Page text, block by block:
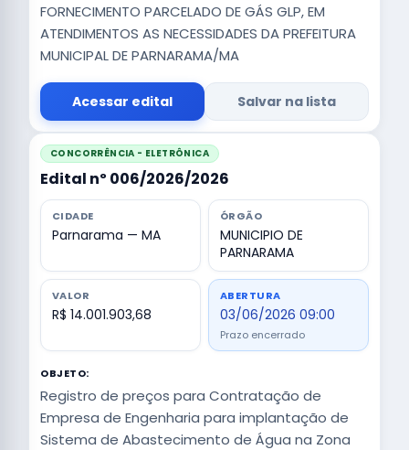
FORNECIMENTO PARCELADO DE GÁS GLP, EM
ATENDIMENTOS AS NECESSIDADES DA PREFEITURA
MUNICIPAL DE PARNARAMA/MA
Acessar edital Salvar na lista
CONCORRÊNCIA - ELETRÔNICA
Edital nº 006/2026/2026
CIDADE
Parnarama — MA
ÓRGÃO
MUNICIPIO DE
PARNARAMA
VALOR
R$ 14.001.903,68
ABERTURA
03/06/2026 09:00
Prazo encerrado
OBJETO:
Registro de preços para Contratação de
Empresa de Engenharia para implantação de
Sistema de Abastecimento de Água na Zona